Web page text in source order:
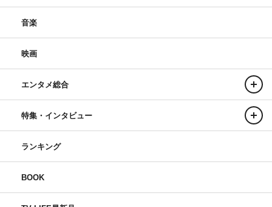
音楽
映画
エンタメ総合
特集・インタビュー
ランキング
BOOK